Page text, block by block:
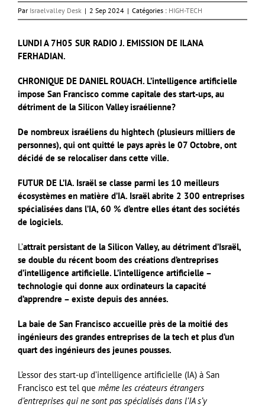
Par Israelvalley Desk | 2 Sep 2024 | Catégories : HIGH-TECH
LUNDI A 7H05 SUR RADIO J. EMISSION DE ILANA
FERHADIAN.
CHRONIQUE DE DANIEL ROUACH. L’intelligence artificielle
impose San Francisco comme capitale des start-ups, au
détriment de la Silicon Valley israélienne?
De nombreux israéliens du hightech (plusieurs milliers de
personnes), qui ont quitté le pays après le 07 Octobre, ont
décidé de se relocaliser dans cette ville.
FUTUR DE L’IA. Israël se classe parmi les 10 meilleurs
écosystèmes en matière d’IA. Israël abrite 2 300 entreprises
spécialisées dans l’IA, 60 % d’entre elles étant des sociétés
de logiciels.
L’attrait persistant de la Silicon Valley, au détriment d’Israël,
se double du récent boom des créations d’entreprises
d’intelligence artificielle. L’intelligence artificielle –
technologie qui donne aux ordinateurs la capacité
d’apprendre – existe depuis des années.
La baie de San Francisco accueille près de la moitié des
ingénieurs des grandes entreprises de la tech et plus d’un
quart des ingénieurs des jeunes pousses.
L’essor des start-up d’intelligence artificielle (IA) à San
Francisco est tel que même les créateurs étrangers
d’entreprises qui ne sont pas spécialisés dans l’IA s’y